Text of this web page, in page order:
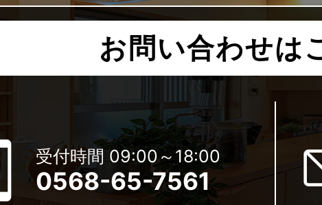
お問い合わせは
受付時間 09:00～18:00
0568-65-7561